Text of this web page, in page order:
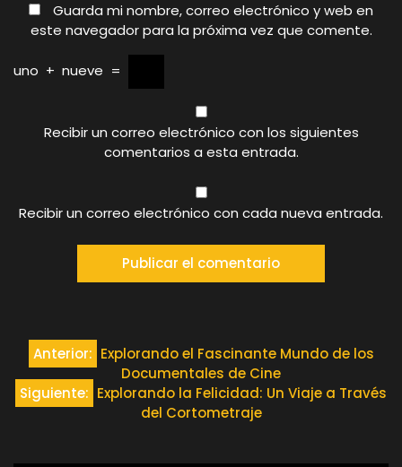
Guarda mi nombre, correo electrónico y web en
este navegador para la próxima vez que comente.
uno + nueve =
Recibir un correo electrónico con los siguientes
comentarios a esta entrada.
Recibir un correo electrónico con cada nueva entrada.
Navegación
de
Anterior: Explorando el Fascinante Mundo de los
Documentales de Cine
Siguiente: Explorando la Felicidad: Un Viaje a Través
del Cortometraje